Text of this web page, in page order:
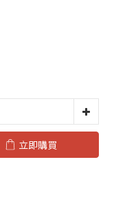
立即購買